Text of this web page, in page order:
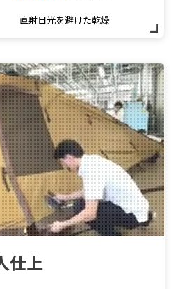
直射日光を避けた乾燥
仕上